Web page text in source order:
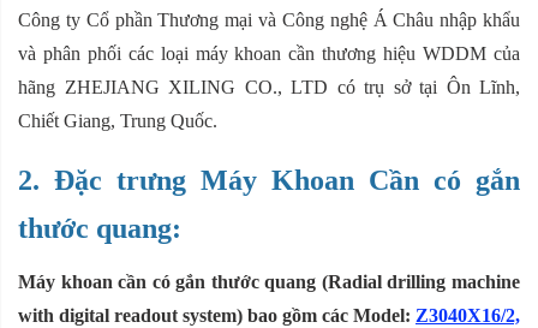
Công ty Cổ phần Thương mại và Công nghệ Á Châu nhập khẩu
và phân phối các loại máy khoan cần thương hiệu WDDM của
hãng ZHEJIANG XILING CO., LTD có trụ sở tại Ôn Lĩnh,
Chiết Giang, Trung Quốc.
2. Đặc trưng Máy Khoan Cần có gắn
thước quang:
Máy khoan cần có gắn thước quang (Radial drilling machine
with digital readout system) bao gồm các Model: Z3040X16/2,